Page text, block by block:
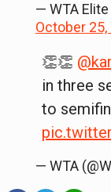
— WTA
October 25,
👏👏
in three
to
— WTA